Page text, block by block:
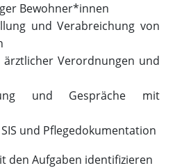
Bewohner*innen
und Verabreichung von
Verordnungen und
und Gespräche mit
und Pflegedokumentation
den Aufgaben identifizieren